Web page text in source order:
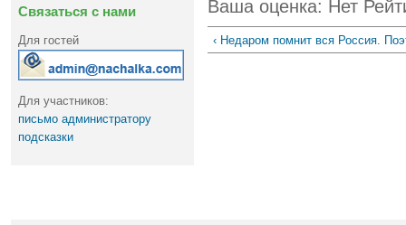
Связаться с нами
Для гостей
Для участников:
письмо администратору
подсказки
Ваша оценка: Нет
‹ Недаром помнит вся Россия.